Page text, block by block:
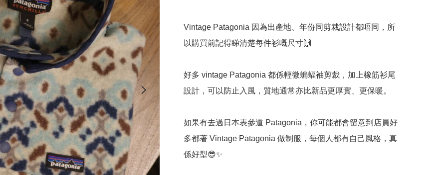
Vintage Patagonia 因為出產地、年份同剪裁設計都唔同，所
以購買前記得睇清楚每件衫嘅尺寸🙌
好多 vintage Patagonia 都係輕微蝙蝠袖剪裁，加上橡筋衫尾
設計，可以防止入風，質地通常亦比新品更厚實、更保暖。
如果有去過日本表參道 Patagonia，你可能都會留意到店員好
多都著 Vintage Patagonia 做制服，每個人都有自己風格，真
係好型😎✨